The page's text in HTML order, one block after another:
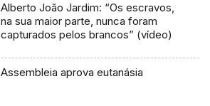
Alberto João Jardim: “Os escravos,
na sua maior parte, nunca foram
capturados pelos brancos” (vídeo)
Assembleia aprova eutanásia